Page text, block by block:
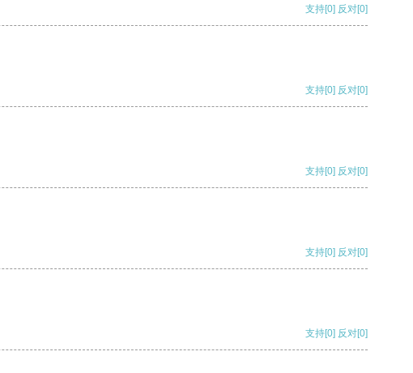
支持[0] 反对[0]
支持[0] 反对[0]
支持[0] 反对[0]
支持[0] 反对[0]
支持[0] 反对[0]